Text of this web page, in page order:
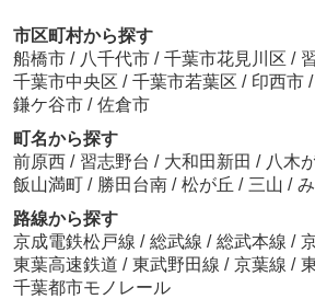
市区町村から探す
船橋市 / 八千代市 / 千葉市花見川区 /
千葉市中央区 / 千葉市若葉区 / 印西市 /
鎌ケ谷市 / 佐倉市
町名から探す
前原西 / 習志野台 / 大和田新田 / 八木
飯山満町 / 勝田台南 / 松が丘 / 三山 /
路線から探す
京成電鉄松戸線 / 総武線 / 総武本線 /
東葉高速鉄道 / 東武野田線 / 京葉線 /
千葉都市モノレール